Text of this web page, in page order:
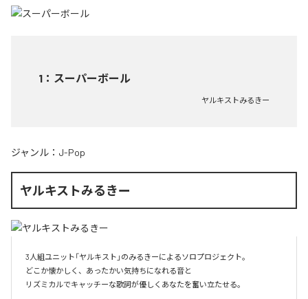
1 ： スーパーボール
ヤルキストみるきー
ジャンル： J-Pop
ヤルキストみるきー
3人組ユニット「ヤルキスト」のみるきーによるソロプロジェクト。
どこか懐かしく、あったかい気持ちになれる音と
リズミカルでキャッチーな歌詞が優しくあなたを奮い立たせる。